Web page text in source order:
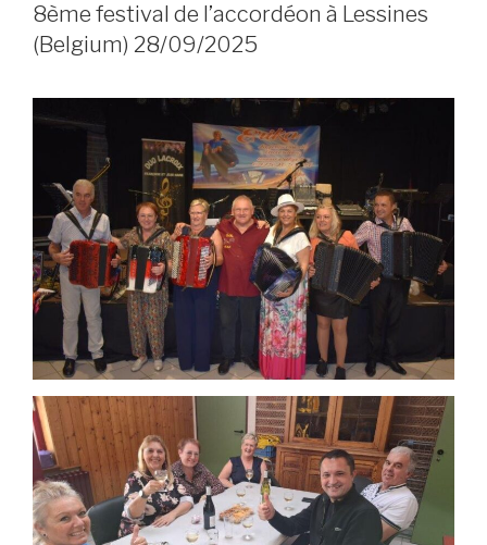
8ème festival de l’accordéon à Lessines
(Belgium) 28/09/2025